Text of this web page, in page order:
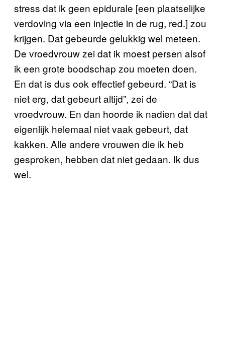
stress dat ik geen epidurale [een plaatselijke
verdoving via een injectie in de rug, red.] zou
krijgen. Dat gebeurde gelukkig wel meteen.
De vroedvrouw zei dat ik moest persen alsof
ik een grote boodschap zou moeten doen.
En dat is dus ook effectief gebeurd. “Dat is
niet erg, dat gebeurt altijd”, zei de
vroedvrouw. En dan hoorde ik nadien dat dat
eigenlijk helemaal niet vaak gebeurt, dat
kakken. Alle andere vrouwen die ik heb
gesproken, hebben dat niet gedaan. Ik dus
wel.